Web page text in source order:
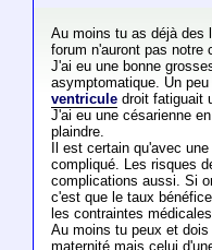
Au moins tu as déjà des
forum n'auront pas notre
J'ai eu une bonne
asymptomatique. Un
ventriculedroit fatiguait
J'ai eu une césarienne
plaindre.
Il est certain qu'avec une
compliqué. Les risques
complications aussi. Si
c'est que le taux
les contraintes
Au moins tu peux et
maternité mais celui